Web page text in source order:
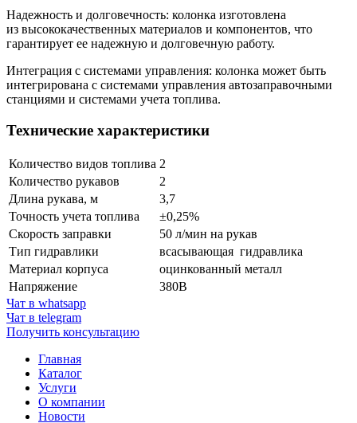
Надежность и долговечность: колонка изготовлена
из высококачественных материалов и компонентов, что
гарантирует ее надежную и долговечную работу.
Интеграция с системами управления: колонка может быть
интегрирована с системами управления автозаправочными
станциями и системами учета топлива.
Технические характеристики
Количество видов топлива 2
Количество рукавов
2
Длина рукава, м
3,7
Точность учета топлива
±0,25%
Скорость заправки
50 л/мин на рукав
Тип гидравлики
всасывающая гидравлика
Материал корпуса
оцинкованный металл
Напряжение
380В
Чат в whatsapp
Чат в telegram
Получить консультацию
Главная
Каталог
Услуги
О компании
Новости